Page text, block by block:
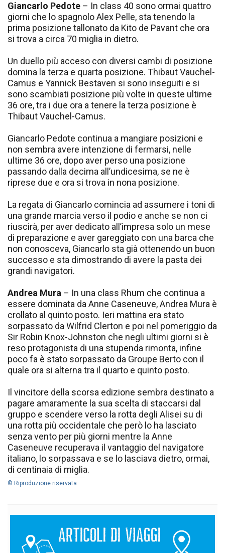
Giancarlo Pedote – In class 40 sono ormai quattro
giorni che lo spagnolo Alex Pelle, sta tenendo la
prima posizione tallonato da Kito de Pavant che ora
si trova a circa 70 miglia in dietro.
Un duello più acceso con diversi cambi di posizione
domina la terza e quarta posizione. Thibaut Vauchel-
Camus e Yannick Bestaven si sono inseguiti e si
sono scambiati posizione più volte in queste ultime
36 ore, tra i due ora a tenere la terza posizione è
Thibaut Vauchel-Camus.
Giancarlo Pedote continua a mangiare posizioni e
non sembra avere intenzione di fermarsi, nelle
ultime 36 ore, dopo aver perso una posizione
passando dalla decima all’undicesima, se ne è
riprese due e ora si trova in nona posizione.
La regata di Giancarlo comincia ad assumere i toni di
una grande marcia verso il podio e anche se non ci
riuscirà, per aver dedicato all’impresa solo un mese
di preparazione e aver gareggiato con una barca che
non conosceva, Giancarlo sta già ottenendo un buon
successo e sta dimostrando di avere la pasta dei
grandi navigatori.
Andrea Mura – In una class Rhum che continua a
essere dominata da Anne Caseneuve, Andrea Mura è
crollato al quinto posto. Ieri mattina era stato
sorpassato da Wilfrid Clerton e poi nel pomeriggio da
Sir Robin Knox-Johnston che negli ultimi giorni si è
reso protagonista di una stupenda rimonta, infine
poco fa è stato sorpassato da Groupe Berto con il
quale ora si alterna tra il quarto e quinto posto.
Il vincitore della scorsa edizione sembra destinato a
pagare amaramente la sua scelta di staccarsi dal
gruppo e scendere verso la rotta degli Alisei su di
una rotta più occidentale che però lo ha lasciato
senza vento per più giorni mentre la Anne
Caseneuve recuperava il vantaggio del navigatore
italiano, lo sorpassava e se lo lasciava dietro, ormai,
di centinaia di miglia.
© Riproduzione riservata